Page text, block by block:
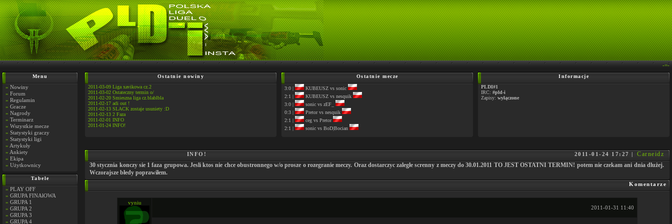
-=-
Menu
» Nowiny
» Forum
» Regulamin
» Gracze
» Nagrody
» Terminarz
» Wszystkie mecze
» Statystyki graczy
» Statystyki ligi
» Artykuły
» Ankiety
» Ekipa
» Użytkownicy
Tabele
» PLAY OFF
» GRUPA FINAłOWA
» GRUPA 1
» GRUPA 2
» GRUPA 3
» GRUPA 4
Ostatnie nowiny
2011-03-09 Liga xavikowa cz.2
2011-03-02 Ostateczny termin o/
2011-02-20 Smieszna liga cz.blablbla
2011-02-17 adi out !
2011-02-13 SLACK zostaje usuniety :D
2011-02-13 2 Faza
2011-02-01 INFO
2011-01-24 INFO!
Ostatnie mecze
3:0 |
KUBEUSZ vs sonic
2:1 |
KUBEUSZ vs nesquik
3:0 |
sonic vs zEF_
0:3 |
Pretor vs nesquik
2:1 |
ceg vs Pretor
2:1 |
sonic vs BoD|Bocian
Informacje
PLDI#1
IRC: #pld-i
Zapisy: wyłączone
INFO! 2011-01-24 17:27 |
Carneidz
30 stycznia konczy sie 1 faza grupowa. Jesli ktos nie chce obustronnego w/o prosze o rozegranie meczy. Oraz dostarczyc zaległe screnny z meczy do 30.01.2011 TO JEST OSTATNI TERMIN! potem nie czekam ani dnia dlużej.
Wczorajsze błedy poprawiłem.
Komentarze
vyniu
2011-01-31 11:40